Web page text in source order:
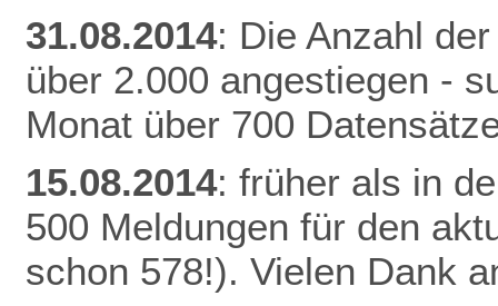
31.08.2014: Die Anzahl
über 2.000 angestiegen -
Monat über 700
15.08.2014: früher als in
500 Meldungen für den
schon 578!). Vielen Dank